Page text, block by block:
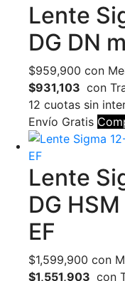
Lente
DG DN
$959,900 con
$931,103 con
12 cuotas sin
Envío Gratis
Lente
DG
EF
$1,599,900 con
$1,551,903 con